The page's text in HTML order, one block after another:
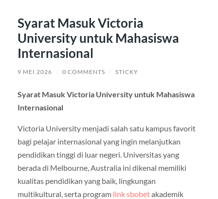
Syarat Masuk Victoria
University untuk Mahasiswa
Internasional
9 MEI 2026 / 0 COMMENTS / STICKY
Syarat Masuk Victoria University untuk Mahasiswa
Internasional
Victoria University menjadi salah satu kampus favorit
bagi pelajar internasional yang ingin melanjutkan
pendidikan tinggi di luar negeri. Universitas yang
berada di Melbourne, Australia ini dikenal memiliki
kualitas pendidikan yang baik, lingkungan
multikultural, serta program link sbobetakademik